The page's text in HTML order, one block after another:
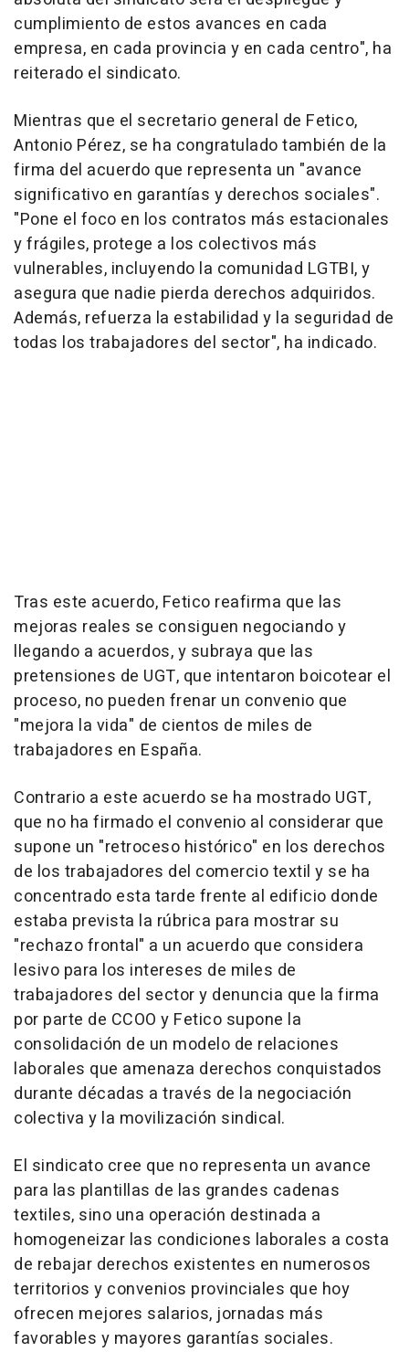
cumplimiento de estos avances en cada
empresa, en cada provincia y en cada centro", ha
reiterado el sindicato.
Mientras que el secretario general de Fetico,
Antonio Pérez, se ha congratulado también de la
firma del acuerdo que representa un "avance
significativo en garantías y derechos sociales".
"Pone el foco en los contratos más estacionales
y frágiles, protege a los colectivos más
vulnerables, incluyendo la comunidad LGTBI, y
asegura que nadie pierda derechos adquiridos.
Además, refuerza la estabilidad y la seguridad de
todas los trabajadores del sector", ha indicado.
Tras este acuerdo, Fetico reafirma que las
mejoras reales se consiguen negociando y
llegando a acuerdos, y subraya que las
pretensiones de UGT, que intentaron boicotear el
proceso, no pueden frenar un convenio que
"mejora la vida" de cientos de miles de
trabajadores en España.
Contrario a este acuerdo se ha mostrado UGT,
que no ha firmado el convenio al considerar que
supone un "retroceso histórico" en los derechos
de los trabajadores del comercio textil y se ha
concentrado esta tarde frente al edificio donde
estaba prevista la rúbrica para mostrar su
"rechazo frontal" a un acuerdo que considera
lesivo para los intereses de miles de
trabajadores del sector y denuncia que la firma
por parte de CCOO y Fetico supone la
consolidación de un modelo de relaciones
laborales que amenaza derechos conquistados
durante décadas a través de la negociación
colectiva y la movilización sindical.
El sindicato cree que no representa un avance
para las plantillas de las grandes cadenas
textiles, sino una operación destinada a
homogeneizar las condiciones laborales a costa
de rebajar derechos existentes en numerosos
territorios y convenios provinciales que hoy
ofrecen mejores salarios, jornadas más
favorables y mayores garantías sociales.